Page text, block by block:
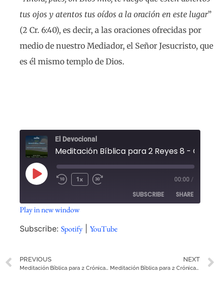
tus ojos y atentos tus oídos a la oración en este lugar”
(2 Cr. 6:40), es decir, a las oraciones ofrecidas por
medio de nuestro Mediador, el Señor Jesucristo, que
es él mismo templo de Dios.
El Devocional
1x 00:00 /
SUBSCRIBE SHARE
SHARE
EMBED
Play in new window
Subscribe: Spotify| YouTube
PREVIOUS
Meditación Bíblica para 2 Crónicas 5
NEXT
Meditación Bíblica para 2 Crónicas 7